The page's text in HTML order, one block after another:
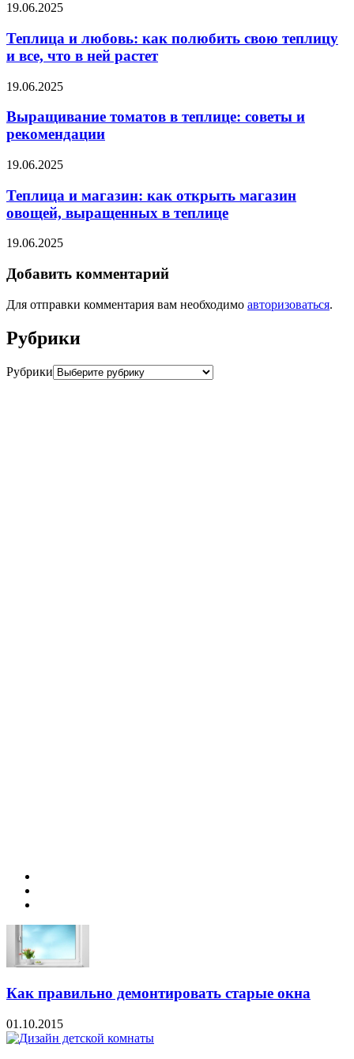
19.06.2025
Теплица и любовь: как полюбить свою теплицу
и все, что в ней растет
19.06.2025
Выращивание томатов в теплице: советы и
рекомендации
19.06.2025
Теплица и магазин: как открыть магазин
овощей, выращенных в теплице
19.06.2025
Добавить комментарий
Для отправки комментария вам необходимо авторизоваться.
Рубрики
Рубрики
Как правильно демонтировать старые окна
01.10.2015